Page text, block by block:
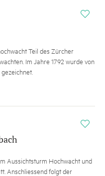
i
Teil des Zürcher
Im Jahre 1792 wurde von
i
Aussichtsturm Hochwacht und
Anschliessend folgt der